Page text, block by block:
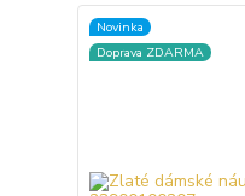
Novinka
Doprava ZDARMA